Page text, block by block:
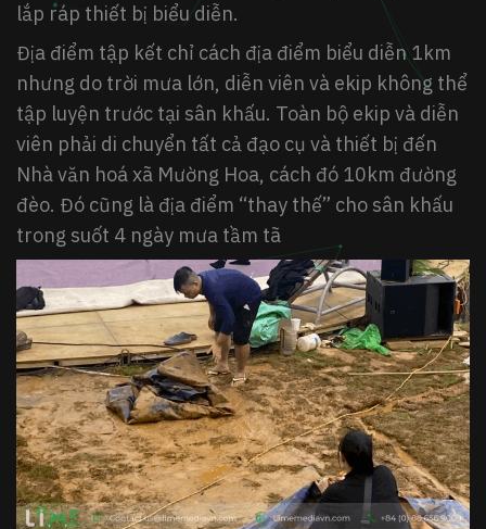
lắp ráp thiết bị biểu diễn.
Địa điểm tập kết chỉ cách địa điểm biểu diễn 1km
nhưng do trời mưa lớn, diễn viên và ekip không thể
tập luyện trước tại sân khấu. Toàn bộ ekip và diễn
viên phải di chuyển tất cả đạo cụ và thiết bị đến
Nhà văn hoá xã Mường Hoa, cách đó 10km đường
đèo. Đó cũng là địa điểm “thay thế” cho sân khấu
trong suốt 4 ngày mưa tầm tã